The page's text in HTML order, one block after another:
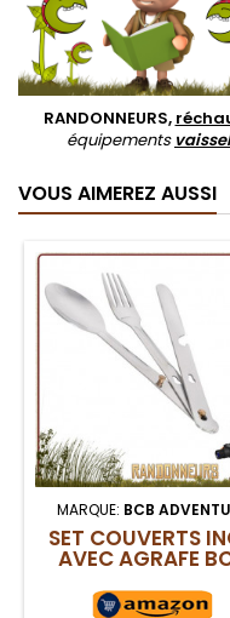
RANDONNEURS,
équipements
VOUS AIMEREZ AUSSI
MARQUE: BCB
SET COUVERTS
AVEC AGRAFE